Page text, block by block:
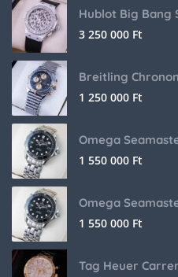
Hublot Big Bang
3 250 000 Ft
Breitling
1 250 000 Ft
Omega
1 550 000 Ft
Omega
1 550 000 Ft
Tag Heuer